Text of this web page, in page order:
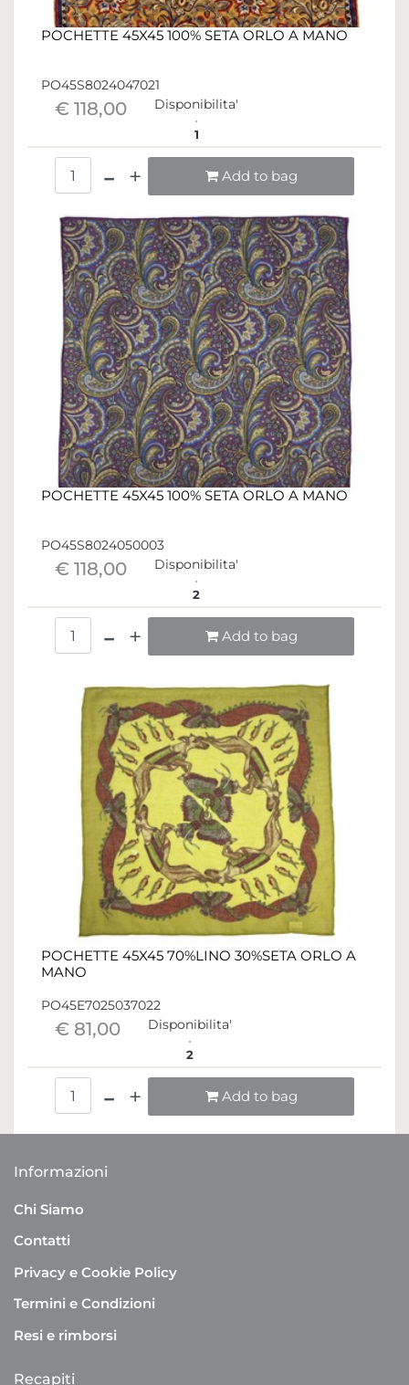
POCHETTE 45X45 100% SETA ORLO A MANO
PO45S8024047021
€ 118,00 Disponibilita'
1
Add to bag
POCHETTE 45X45 100% SETA ORLO A MANO
PO45S8024050003
€ 118,00 Disponibilita'
2
Add to bag
POCHETTE 45X45 70%LINO 30%SETA ORLO A
MANO
PO45E7025037022
€ 81,00 Disponibilita'
2
Add to bag
Informazioni
Chi Siamo
Contatti
Privacy e Cookie Policy
Termini e Condizioni
Resi e rimborsi
Recapiti